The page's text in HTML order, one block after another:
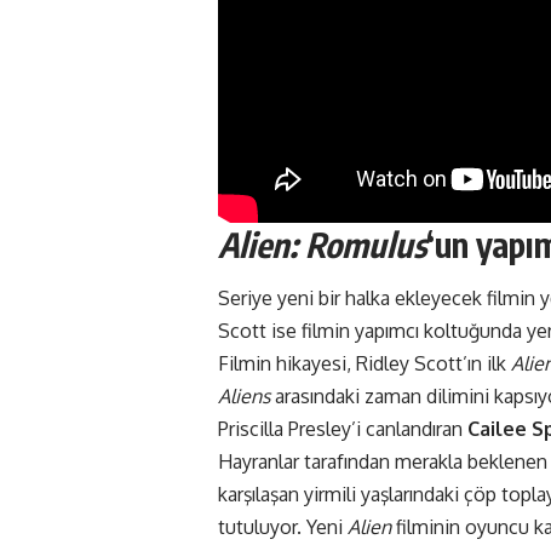
Alien: Romulus‘un
Seriye yeni bir halka ekleyecek filmin
Scott ise filmin yapımcı koltuğunda
Filmin hikayesi, Ridley Scott’ın ilk
Aliensarasındaki zaman dilimini
Priscilla Presley’i canlandıran Cailee
Hayranlar tarafından merakla
karşılaşan yirmili yaşlarındaki çöp
tutuluyor. Yeni Alienfilminin oyuncu